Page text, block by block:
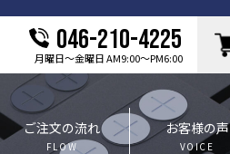
046-210-4225
月曜日〜金曜日 AM9:00〜PM6:00
ご注文の流れ
FLOW
お客様の声
VOICE